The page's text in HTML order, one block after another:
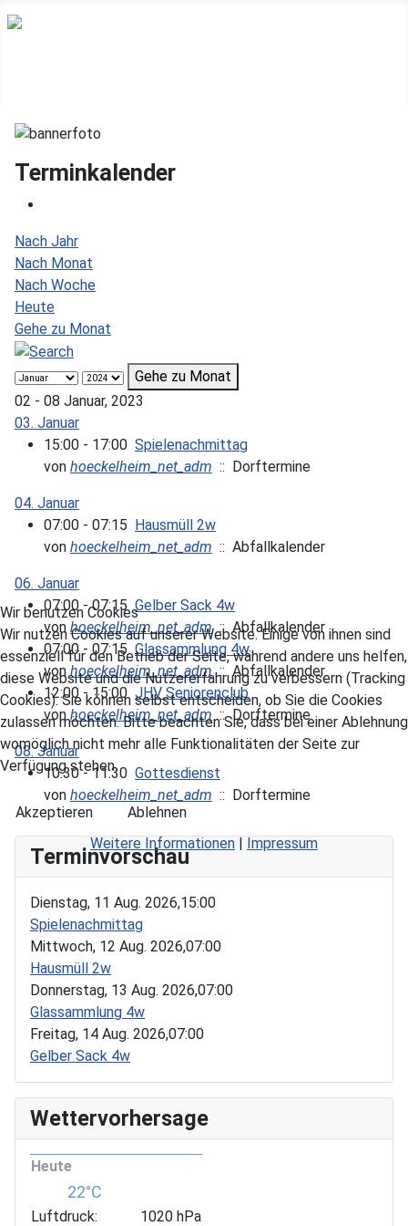
Terminkalender
Nach Jahr
Nach Monat
Nach Woche
Heute
Gehe zu Monat
Gehe zu Monat
02 - 08 Januar, 2023
03. Januar
15:00 - 17:00 Spielenachmittag
von hoeckelheim_net_adm :: Dorftermine
04. Januar
07:00 - 07:15 Hausmüll 2w
von hoeckelheim_net_adm :: Abfallkalender
06. Januar
07:00 - 07:15Gelber Sack 4w
von hoeckelheim_net_adm:: Abfallkalender
07:00 - 07:15Glassammlung 4w
von hoeckelheim_net_adm:: Abfallkalender
12:00 - 15:00 JHV Seniorenclub
von hoeckelheim_net_adm:: Dorftermine
08. Januar
10:30 - 11:30 Gottesdienst
von hoeckelheim_net_adm :: Dorftermine
Terminvorschau
Dienstag, 11 Aug. 2026,15:00
Spielenachmittag
Mittwoch, 12 Aug. 2026,07:00
Hausmüll 2w
Donnerstag, 13 Aug. 2026,07:00
Glassammlung 4w
Freitag, 14 Aug. 2026,07:00
Gelber Sack 4w
Wettervorhersage
Heute
22°C
Luftdruck: 1020 hPa
Wir benutzen Cookies
Wir nutzen Cookies auf unserer Website. Einige von ihnen sind
essenziell für den Betrieb der Seite, während andere uns helfen,
diese Website und die Nutzererfahrung zu verbessern (Tracking
Cookies). Sie können selbst entscheiden, ob Sie die Cookies
zulassen möchten. Bitte beachten Sie, dass bei einer Ablehnung
womöglich nicht mehr alle Funktionalitäten der Seite zur
Verfügung stehen.
Akzeptieren
Ablehnen
Weitere Informationen | Impressum